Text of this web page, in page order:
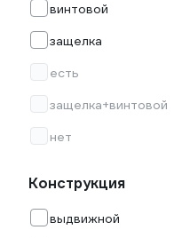
винтовой
защелка
есть
защелка+винтовой
нет
Конструкция
выдвижной